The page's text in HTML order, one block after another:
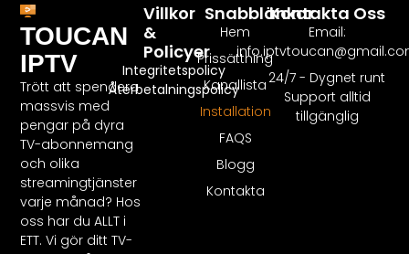
TOUCAN
IPTV
Trött att spendera
massvis med
pengar på dyra
TV-abonnemang
och olika
streamingtjänster
varje månad? Hos
oss har du ALLT i
ETT. Vi gör ditt TV-
Snabblänkar
Hem
Prissättning
Kanallista
Installation
FAQS
Blogg
Kontakta
Villkor
&
Policyer
Integritetspolicy
Återbetalningspolicy
Kontakta Oss
Email:
24/7 - Dygnet runt
Support alltid
tillgänglig